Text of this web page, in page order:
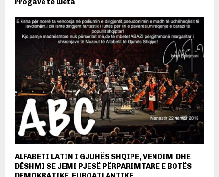
rrogave të ulëta
ALFABETI LATIN I GJUHËS SHQIPE, VENDIM DHE
DËSHMI SE JEMI PJESË PËRPARIMTARE E BOTËS